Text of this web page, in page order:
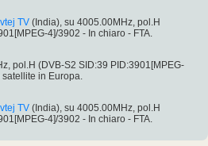
TV (India), su 4005.00MHz, pol.H
4]/3902 - In chiaro - FTA.
pol.H (DVB-S2 SID:39 PID:3901[MPEG-
in Europa.
TV (India), su 4005.00MHz, pol.H
4]/3902 - In chiaro - FTA.